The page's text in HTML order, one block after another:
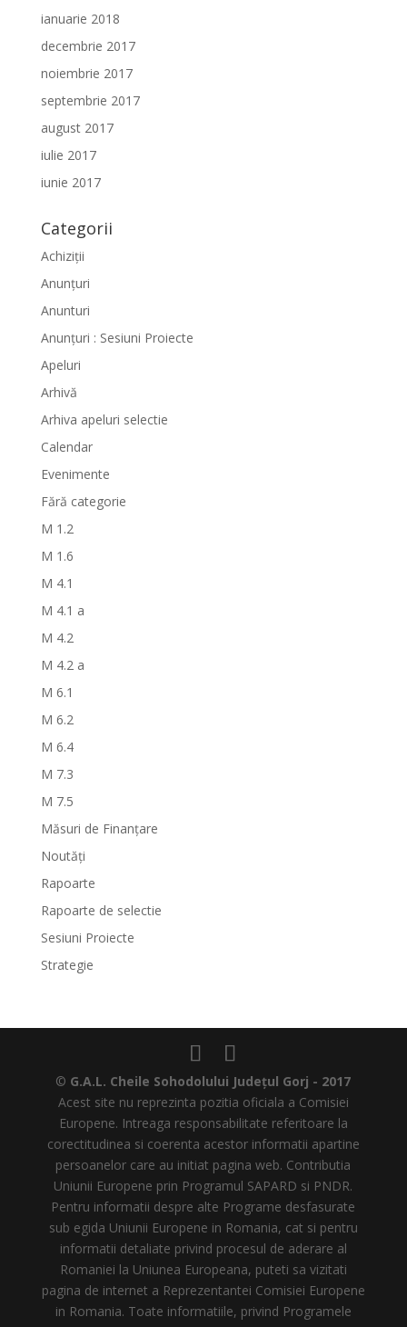
ianuarie 2018
decembrie 2017
noiembrie 2017
septembrie 2017
august 2017
iulie 2017
iunie 2017
Categorii
Achiziții
Anunțuri
Anunturi
Anunțuri : Sesiuni Proiecte
Apeluri
Arhivă
Arhiva apeluri selectie
Calendar
Evenimente
Fără categorie
M 1.2
M 1.6
M 4.1
M 4.1 a
M 4.2
M 4.2 a
M 6.1
M 6.2
M 6.4
M 7.3
M 7.5
Măsuri de Finanțare
Noutăți
Rapoarte
Rapoarte de selectie
Sesiuni Proiecte
Strategie
© G.A.L. Cheile Sohodolului Județul Gorj - 2017
Acest site nu reprezinta pozitia oficiala a Comisiei
Europene. Intreaga responsabilitate referitoare la
corectitudinea si coerenta acestor informatii apartine
persoanelor care au initiat pagina web. Contributia
Uniunii Europene prin Programul SAPARD si PNDR.
Pentru informatii despre alte Programe desfasurate
sub egida Uniunii Europene in Romania, cat si pentru
informatii detaliate privind procesul de aderare al
Romaniei la Uniunea Europeana, puteti sa vizitati
pagina de internet a Reprezentantei Comisiei Europene
in Romania. Toate informatiile, privind Programele